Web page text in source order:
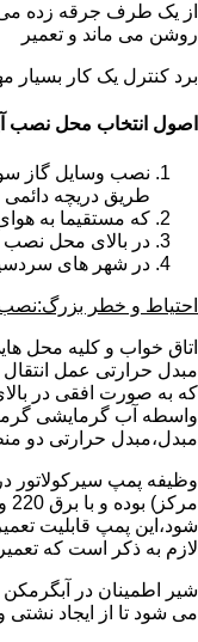
از یک طرف جرقه زده می
روشن می ماند و تعمیر
برد کنترل یک کار
اصول انتخاب محل نصب
طریق دریچه دائمی
که مستقیما به هوای
در بالای محل نصب آبگرمکن
در شهر های
احتیاط و خطر
اتاق خواب و کلیه محل
مبدل حرارتی عمل
که به صورت افقی در
واسطه آب گرمایشی گرما
مبدل،مبدل حرارتی دو
وظیفه پمپ سیرکولاتور
شود،این پمپ قابلیت
لازم به ذکر است که
شیر اطمینان در
می شود تا از ایجاد نشتی